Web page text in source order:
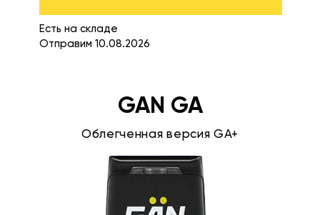
Есть на складе
Отправим 10.08.2026
GAN GA
Облегченная версия GA+